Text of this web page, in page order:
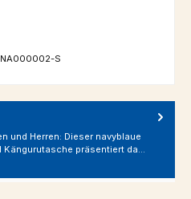
S
und Herren: Dieser navyblaue
Kängurutasche präsentiert da…